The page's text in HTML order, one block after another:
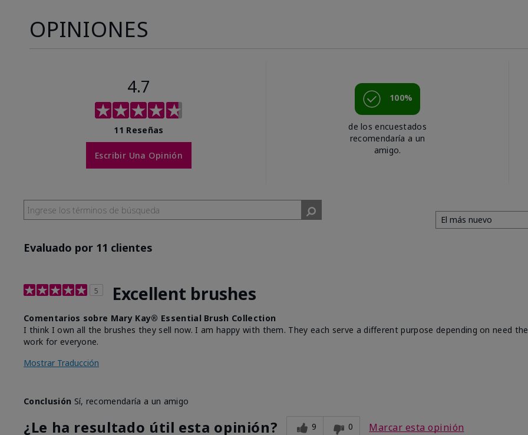
OPINIONES
4.7
11 Reseñas
Escribir Una Opinión
100%
de los encuestados
recomendaría a un
amigo.
Evaluado por 11 clientes
5 Excellent brushes
Comentarios sobre Mary Kay® Essential Brush Collection
I think I own all the brushes they sell now. I am happy with them. They each serve a different purpose depending on need
work for everyone.
Mostrar Traducción
Conclusión Sí, recomendaría a un amigo
¿Le ha resultado útil esta opinión? 9 0 Marcar esta opinión